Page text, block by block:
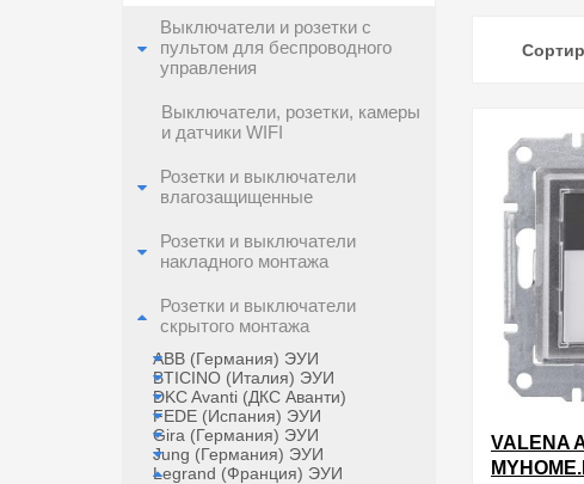
Выключатели и розетки с
пультом для беспроводного
управления
Выключатели, розетки, камеры
и датчики WIFI
Розетки и выключатели
влагозащищенные
Розетки и выключатели
накладного монтажа
Розетки и выключатели
скрытого монтажа
ABB (Германия) ЭУИ
BTICINO (Италия) ЭУИ
DKC Avanti (ДКС Аванти)
FEDE (Испания) ЭУИ
Gira (Германия) ЭУИ
Jung (Германия) ЭУИ
Legrand (Франция) ЭУИ
VALENA